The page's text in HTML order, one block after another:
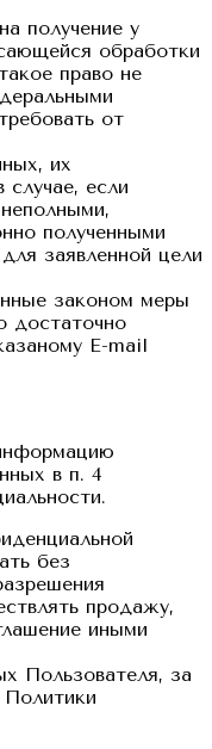
получение у
обработки
право не
от
их
случае, если
полученными
заявленной цели
законом меры
достаточно
E-mail
в п. 4
без
продажу,
иными
Пользователя, за